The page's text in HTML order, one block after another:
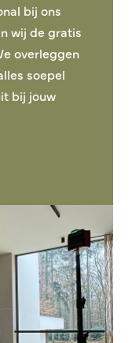
bij ons
wij de gratis
overleggen
soepel
bij jouw